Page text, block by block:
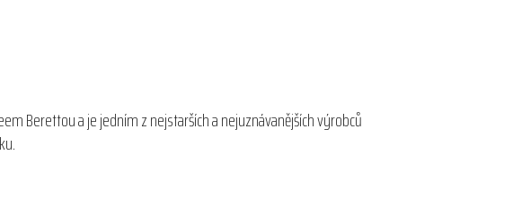
Berettou a je jedním z nejstarších a nejuznávanějších výrobců